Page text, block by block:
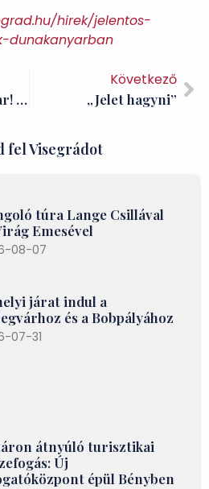
hirek/jelentos-
dunakanyarban
Irány a Dunakanyar! – Mesekönyv tippünk Mikulásra, Karácsonyra – Visegrád TE
Következő
„Jelet hagyni”
fel Visegrádot
túra Lange Csillával
Emesével
08-07
járat indul a
és a Bobpályához
07-31
átnyúló turisztikai
Új
épül Bényben